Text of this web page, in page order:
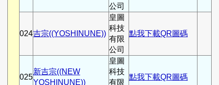
公司
024吉宗((YOSHINUNE))
皇圖
科技
有限
公司
點我下載QR圖碼
025
新吉宗((NEW
YOSHINUNE))
皇圖
科技
有限
點我下載QR圖碼